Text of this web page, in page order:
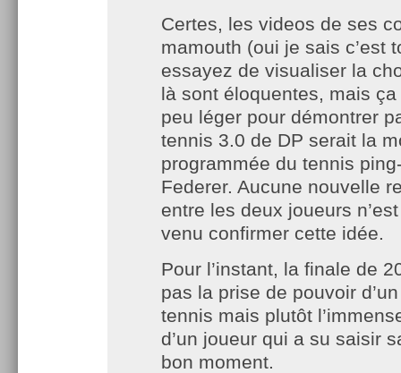
Certes, les videos de ses
mamouth (oui je sais c’est
essayez de visualiser la
là sont éloquentes, mais
peu léger pour démontrer
tennis 3.0 de DP serait la
programmée du tennis
Federer. Aucune nouvelle
entre les deux joueurs
venu confirmer cette idée.
Pour l’instant, la finale de
pas la prise de pouvoir
tennis mais plutôt
d’un joueur qui a su saisir
bon moment.